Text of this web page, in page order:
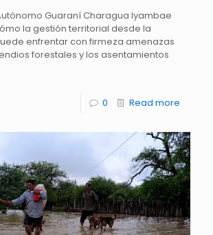
Guaraní Charagua Iyambae
la gestión territorial desde la
enfrentar con firmeza amenazas
forestales y los asentamientos
0 Read more